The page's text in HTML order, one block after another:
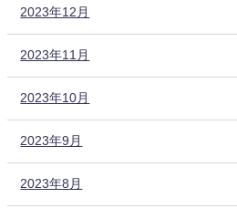
2023年12月
2023年11月
2023年10月
2023年9月
2023年8月